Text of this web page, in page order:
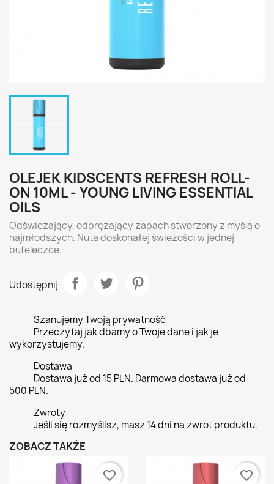
OLEJEK KIDSCENTS REFRESH ROLL-
ON 10ML - YOUNG LIVING ESSENTIAL
OILS
Odświeżający, odprężający zapach stworzony z myślą o
najmłodszych. Nuta doskonałej świeżości w jednej
buteleczce.
Udostępnij
Szanujemy Twoją prywatność
Przeczytaj jak dbamy o Twoje dane i jak je
wykorzystujemy.
Dostawa
Dostawa już od 15 PLN. Darmowa dostawa już od
500 PLN.
Zwroty
Jeśli się rozmyślisz, masz 14 dni na zwrot produktu.
ZOBACZ TAKŻE
favorite_border favorite_border